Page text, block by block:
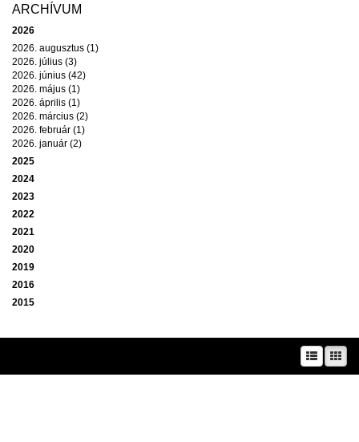
ARCHÍVUM
2026
2026. augusztus (1)
2026. július (3)
2026. június (42)
2026. május (1)
2026. április (1)
2026. március (2)
2026. február (1)
2026. január (2)
2025
2024
2023
2022
2021
2020
2019
2016
2015